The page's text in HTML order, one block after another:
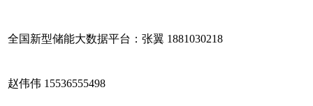
全国新型储能大数据平台：张翼 1881030218
赵伟伟 15536555498